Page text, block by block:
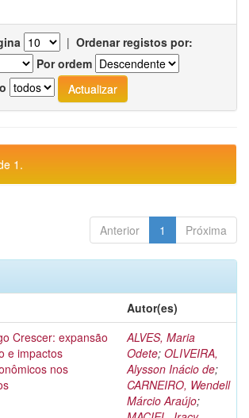
| Ordenar registos por:
Por ordem
1.
Anterior 1 Próxima
Autor(es)
Crescer: expansão
e impactos
nos
ALVES, Maria
Odete; OLIVEIRA,
Alysson Inácio de;
CARNEIRO, Wendell
Márcio Araújo;